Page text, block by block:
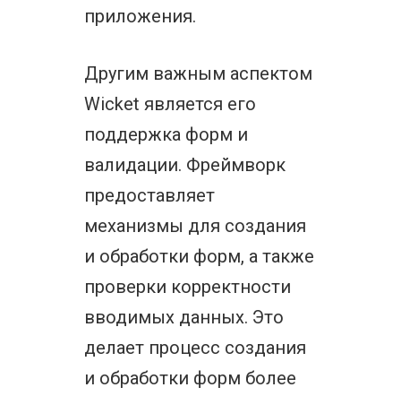
приложения.
Другим важным аспектом
Wicket является его
поддержка форм и
валидации. Фреймворк
предоставляет
механизмы для создания
и обработки форм, а также
проверки корректности
вводимых данных. Это
делает процесс создания
и обработки форм более